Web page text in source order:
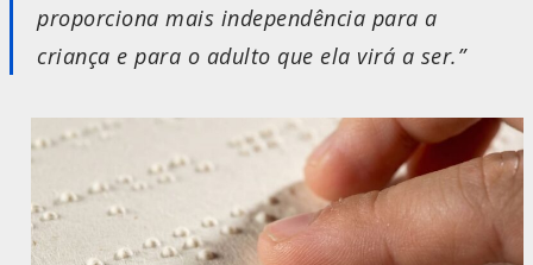
proporciona mais independência para a
criança e para o adulto que ela virá a ser.”